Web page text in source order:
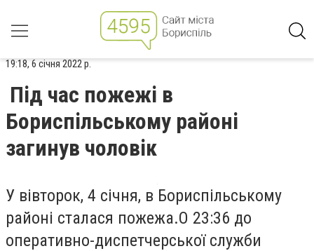
19:18, 6 січня 2022 р.
Під час пожежі в
Бориспільському районі
загинув чоловік
У вівторок, 4 січня, в Бориспільському
районі сталася пожежа.О 23:36 до
оперативно-диспетчерської служби